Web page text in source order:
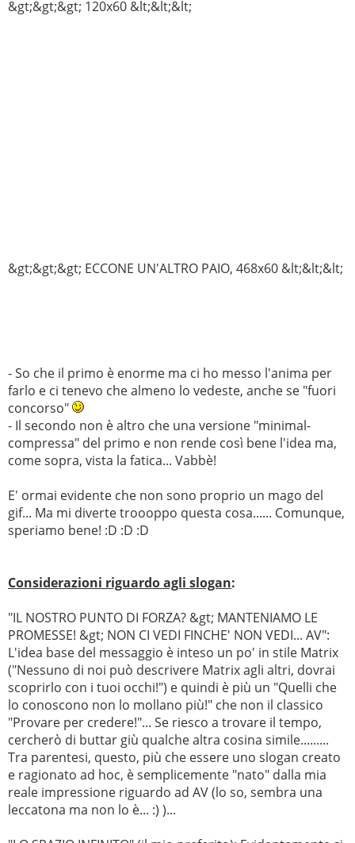
&gt;&gt;&gt; 120x60 &lt;&lt;&lt;
&gt;&gt;&gt; ECCONE UN'ALTRO PAIO, 468x60 &lt;&lt;&lt;
- So che il primo è enorme ma ci ho messo l'anima per
farlo e ci tenevo che almeno lo vedeste, anche se "fuori
concorso"
- Il secondo non è altro che una versione "minimal-
compressa" del primo e non rende così bene l'idea ma,
come sopra, vista la fatica... Vabbè!
E' ormai evidente che non sono proprio un mago del
gif... Ma mi diverte troooppo questa cosa...... Comunque,
speriamo bene! :D :D :D
Considerazioni riguardo agli slogan:
"IL NOSTRO PUNTO DI FORZA? &gt; MANTENIAMO LE
PROMESSE! &gt; NON CI VEDI FINCHE' NON VEDI... AV":
L'idea base del messaggio è inteso un po' in stile Matrix
("Nessuno di noi può descrivere Matrix agli altri, dovrai
scoprirlo con i tuoi occhi!") e quindi è più un "Quelli che
lo conoscono non lo mollano più!" che non il classico
"Provare per credere!"... Se riesco a trovare il tempo,
cercherò di buttar giù qualche altra cosina simile.........
Tra parentesi, questo, più che essere uno slogan creato
e ragionato ad hoc, è semplicemente "nato" dalla mia
reale impressione riguardo ad AV (lo so, sembra una
leccatona ma non lo è... :) )...